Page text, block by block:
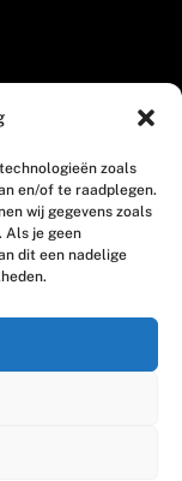
zoals
en/of te raadplegen.
wij gegevens zoals
Als je geen
dit een nadelige